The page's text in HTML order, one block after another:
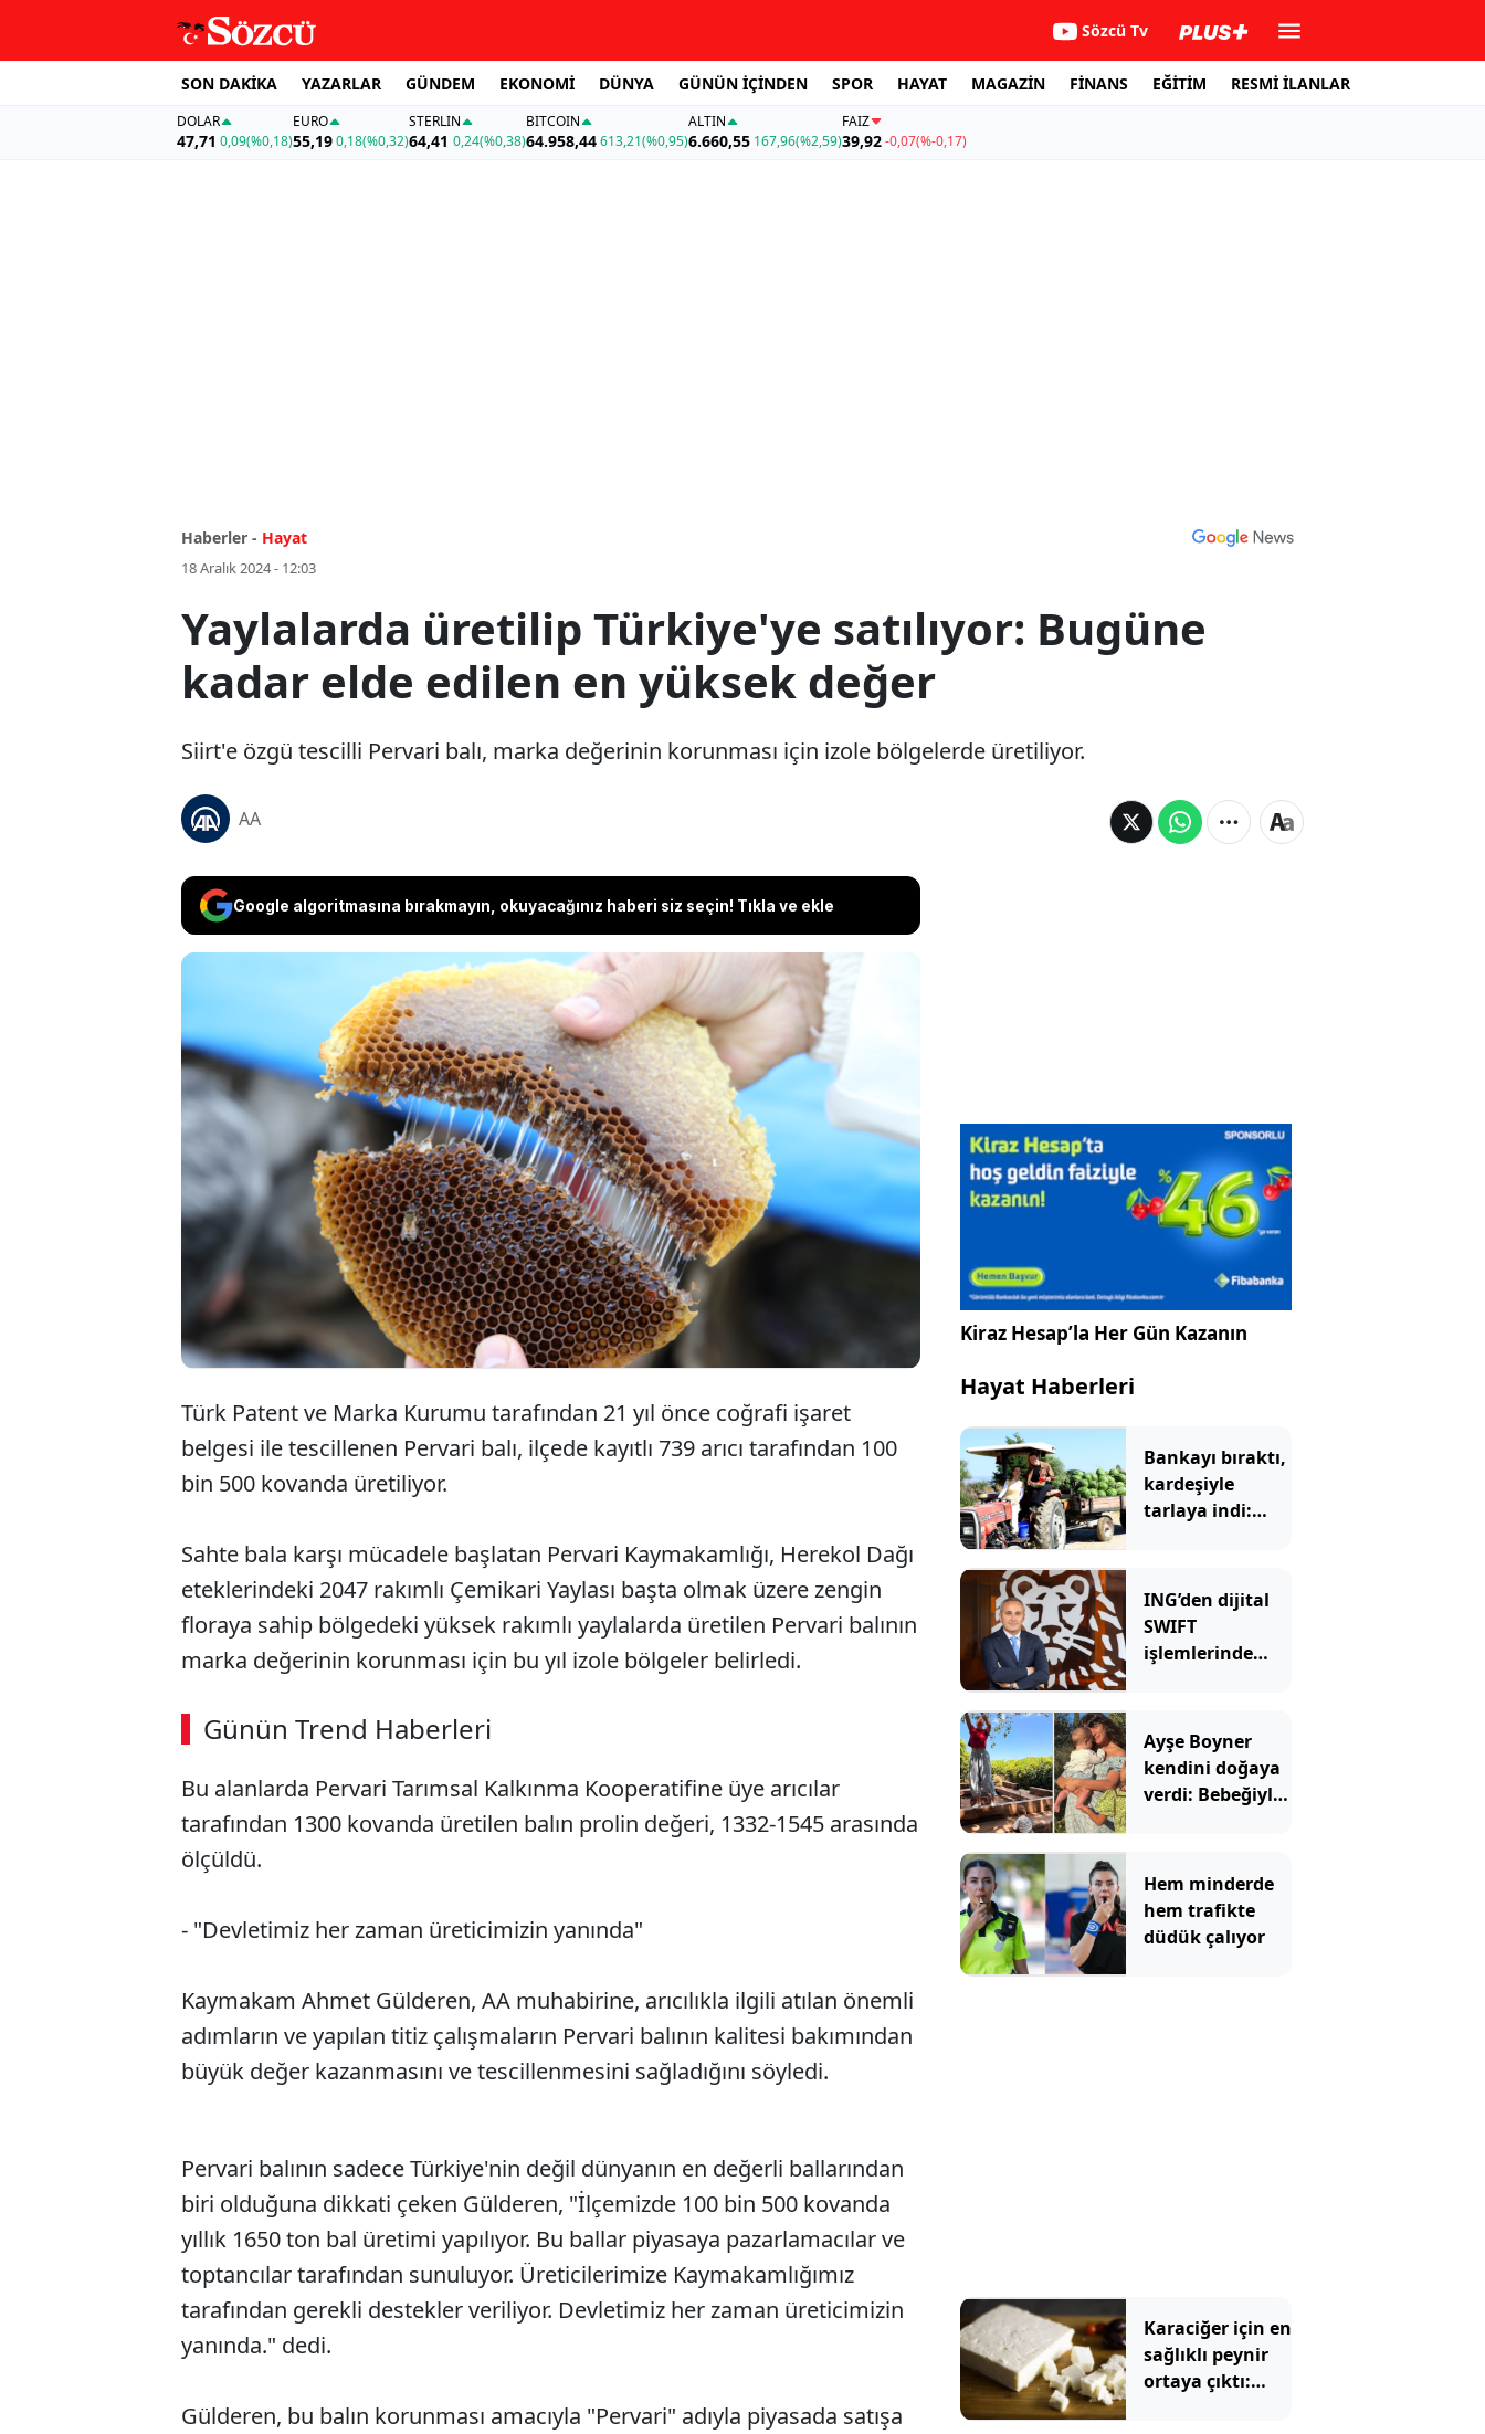
Sözcü Tv
SON DAKİKA YAZARLAR GÜNDEM EKONOMİ DÜNYA GÜNÜN İÇİNDEN SPOR HAYAT MAGAZİN FİNANS EĞİTİM RESMİ İLANLAR
DOLAR
47,71 0,09(%0,18)
EURO
55,19 0,18(%0,32)
STERLIN
64,41 0,24(%0,38)
BITCOIN
64.958,44613,21(%0,95)
ALTIN
6.660,55 167,96(%2,59)
FAİZ
39,92-0,07(%-0,17)
Haberler - Hayat
18 Aralık 2024 - 12:03
Yaylalarda üretilip Türkiye'ye satılıyor: Bugüne
kadar elde edilen en yüksek değer
Siirt'e özgü tescilli Pervari balı, marka değerinin korunması için izole bölgelerde üretiliyor.
AA
Google algoritmasına bırakmayın, okuyacağınız haberi siz seçin! Tıkla ve ekle
Siirt'e özgü tescilli Pervari balı, marka
değerinin korunması için izole bölgelerde
üretiliyor.
Türk Patent ve Marka Kurumu tarafından 21 yıl önce coğrafi işaret
belgesi ile tescillenen Pervari balı, ilçede kayıtlı 739 arıcı tarafından 100
bin 500 kovanda üretiliyor.
Sahte bala karşı mücadele başlatan Pervari Kaymakamlığı, Herekol Dağı
eteklerindeki 2047 rakımlı Çemikari Yaylası başta olmak üzere zengin
floraya sahip bölgedeki yüksek rakımlı yaylalarda üretilen Pervari balının
marka değerinin korunması için bu yıl izole bölgeler belirledi.
Günün Trend Haberleri
00:02 / 08:43
Bu alanlarda Pervari Tarımsal Kalkınma Kooperatifine üye arıcılar
tarafından 1300 kovanda üretilen balın prolin değeri, 1332-1545 arasında
ölçüldü.
- "Devletimiz her zaman üreticimizin yanında"
Kaymakam Ahmet Gülderen, AA muhabirine, arıcılıkla ilgili atılan önemli
adımların ve yapılan titiz çalışmaların Pervari balının kalitesi bakımından
büyük değer kazanmasını ve tescillenmesini sağladığını söyledi.
Pervari balının sadece Türkiye'nin değil dünyanın en değerli ballarından
biri olduğuna dikkati çeken Gülderen, "İlçemizde 100 bin 500 kovanda
yıllık 1650 ton bal üretimi yapılıyor. Bu ballar piyasaya pazarlamacılar ve
toptancılar tarafından sunuluyor. Üreticilerimize Kaymakamlığımız
tarafından gerekli destekler veriliyor. Devletimiz her zaman üreticimizin
yanında." dedi.
Gülderen, bu balın korunması amacıyla "Pervari" adıyla piyasada satışa
Kiraz Hesap’la Her Gün Kazanın
Hayat Haberleri
Bankayı bıraktı,
kardeşiyle
tarlaya indi:
ING’den dijital
SWIFT
işlemlerinde
Ayşe Boyner
kendini doğaya
verdi: Bebeğiyle
Hem minderde
hem trafikte
düdük çalıyor
Karaciğer için en
sağlıklı peynir
ortaya çıktı: